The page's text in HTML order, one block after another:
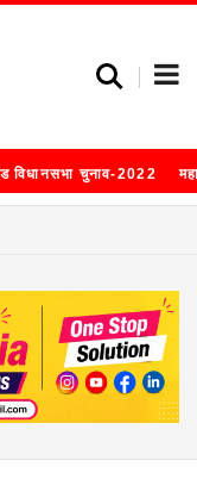
विधानसभा चुनाव-2022